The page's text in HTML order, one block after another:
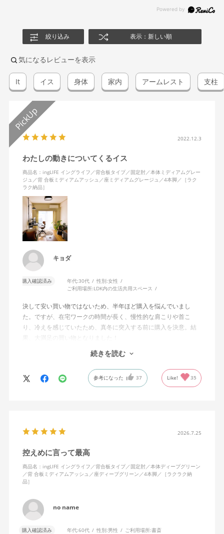
絞り込み 表示：新しい順
気になるレビューを表示
It イス 身体 家内 アームレスト 支柱
2022.12.3
わたしの動きについてくるイス
商品名：ingLIFE イングライフ／背合板タイプ／固定肘／本体ミディアムグレー
ジュ／背 合板ミディアムアッシュ／座ミディアムグレージュ／4本脚／［ラク
ラク納品］
キョダ
購入確認済み 年代:30代 性別:女性
ご利用場所:LDK内の生活共用スペース
決して安い買い物ではないため、半年ほど購入を悩んでいまし
た。ですが、在宅ワークの時間が長く、慢性的な肩こりや首こ
り、冷えを感じていたため、真冬に突入する前に購入を決意。結
果、大満足の買い物となりました！
わたしはモニター2台を使って作業をしていますが、前のめりの姿
勢で作業に集中をしたいときも、少し引いて2台のモニター全体を
俯瞰したいときも、自分の動きに座面が前後してついてきてくれ
うど背面の角が肩甲骨の下にあたるのが気持ちいい……！
座面はゆらゆら左右にも揺れて、スキマなく続きがちなオンライ
ンミーティングの時間も、からだを動かすことでリラックスでき
ます。使ってみて気づいたことですが、固定肘の裏面、にぎった
ときに指があたる部分が、ほどよくプニプニと柔らかく安心感が
無意識にムダな力が入った状態でPC作業をする毎日でしたが、か
らだに余計な力をかけず、集中して座り続けられるようになりま
続きを読む
参考になった 37 Like! 35
2026.7.25
控えめに言って最高
商品名：ingLIFE イングライフ／背合板タイプ／固定肘／本体ディープグリーン
／背 合板ミディアムアッシュ／座ディープグリーン／4本脚／［ラクラク納
品］
no name
購入確認済み 年代:60代 性別:男性 ご利用場所:書斎